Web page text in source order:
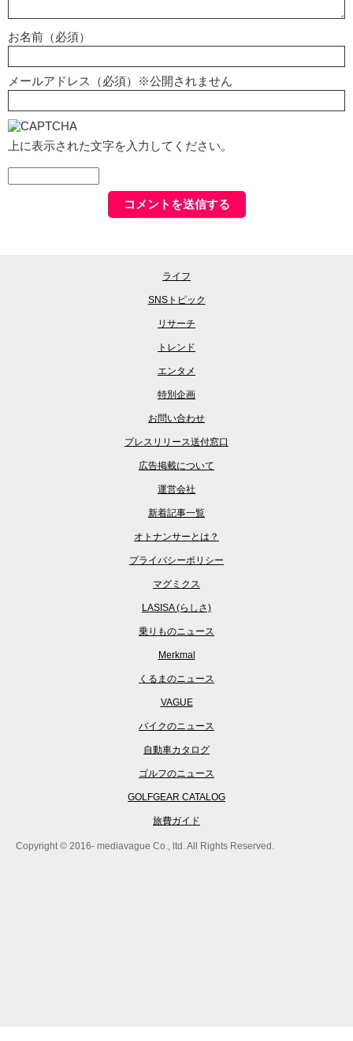
お名前（必須）
メールアドレス（必須）※公開されません
上に表示された文字を入力してください。
ライフ
SNSトピック
リサーチ
トレンド
エンタメ
特別企画
お問い合わせ
プレスリリース送付窓口
広告掲載について
運営会社
新着記事一覧
オトナンサーとは？
プライバシーポリシー
マグミクス
LASISA (らしさ)
乗りものニュース
Merkmal
くるまのニュース
VAGUE
バイクのニュース
自動車カタログ
ゴルフのニュース
GOLFGEAR CATALOG
旅費ガイド
Copyright © 2016- mediavague Co., ltd. All Rights Reserved.